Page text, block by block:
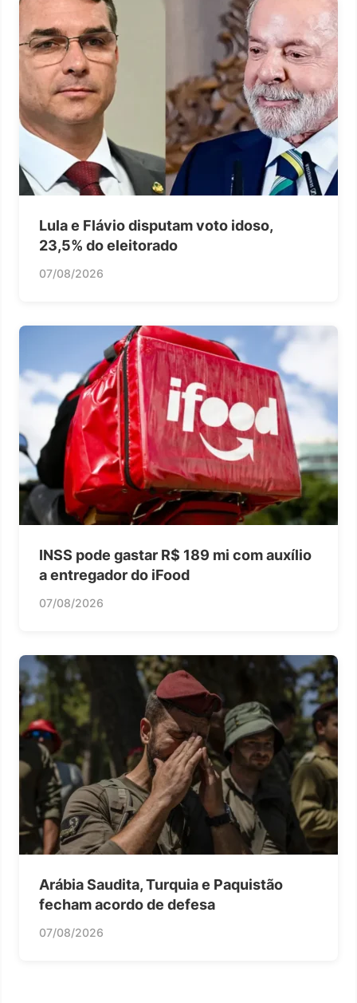
Lula e Flávio disputam voto idoso,
23,5% do eleitorado
07/08/2026
INSS pode gastar R$ 189 mi com auxílio
a entregador do iFood
07/08/2026
Arábia Saudita, Turquia e Paquistão
fecham acordo de defesa
07/08/2026